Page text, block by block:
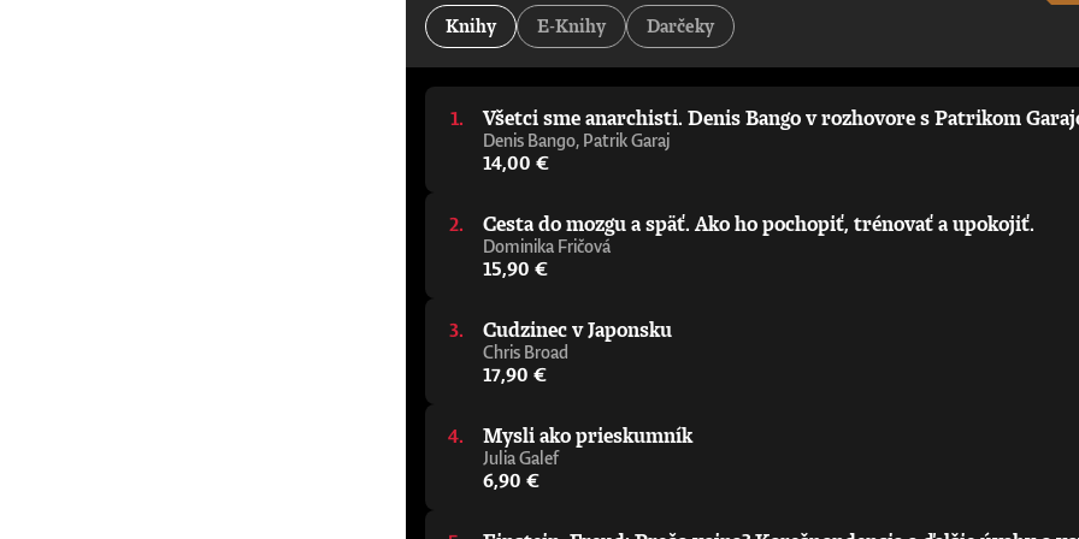
kancelár Oxfordskej univerzity„Jeden z najdôležitejších a najzaujímavejších príspevkov k debate o umelej inteligencii –
Alastair Campbell a Rory Stewart, podcast The Rest Is Politics„Strhujúca kniha o umelej inteligencii od človeka, ktorý sa
pomôže vám zorientovať sa v tejto téme, aj keď nemáte technické vzdelanie. Úprimne odporúčam.“ - Wendy Hall,
napísal elegantného a zrozumiteľného sprievodcu príležitosťami, výzvami, nebezpečenstvami a benefitmi, ktoré prináša
porozumieť budúcnosti.“ - Julie Maxton, predsedníčka Ada Lovelace Institute„Richard Susskind je majster
varovný signál, ktorého cieľom je čo najrýchlejšie upriamiť pozornosť na čoraz výkonnejšiu umelú inteligenciu zajtrajška.
mysliteľ, ktorý sa témou umelej inteligencie zaoberá už celé desaťročia. Nemusíte súhlasiť s jeho závermi ani s
sprievodcu premýšľaním o AI.“ - Tom Melham, profesor informatiky, Oxfordská univerzita
Knihy E-Knihy Darčeky
Všetci sme anarchisti. Denis Bango v rozhovore s Patrikom
Denis Bango, Patrik Garaj
14,00 €
Cesta do mozgu a späť. Ako ho pochopiť, trénovať a upokojiť.
Dominika Fričová
15,90 €
Cudzinec v Japonsku
Chris Broad
17,90 €
Mysli ako prieskumník
Julia Galef
6,90 €